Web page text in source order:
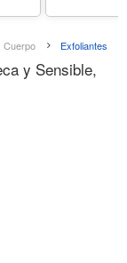
Vanilla Sugar
Ounce
Cuerpo Exfoliantes
y Sensible,